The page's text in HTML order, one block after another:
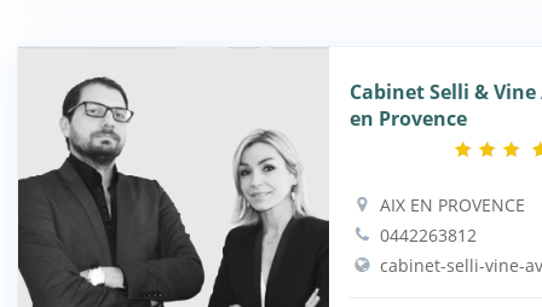
Cabinet Selli &
en Provence
AIX EN PROVENCE
0442263812
cabinet-selli-vine-